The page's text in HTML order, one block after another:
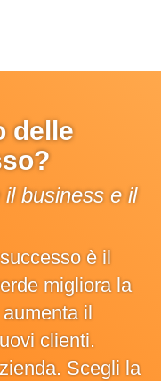
delle
business e il
è il
migliora la
il
clienti.
Scegli la